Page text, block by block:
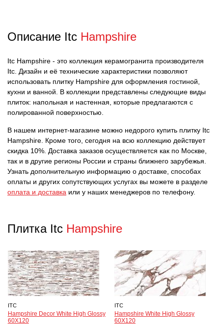
Описание Itc Hampshire
Itc Hampshire - это коллекция керамогранита производителя
Itc. Дизайн и её технические характеристики позволяют
использовать плитку Hampshire для оформления гостиной,
кухни и ванной. В коллекции представлены следующие виды
плиток: напольная и настенная, которые предлагаются с
полированной поверхностью.
В нашем интернет-магазине можно недорого купить плитку Itc
Hampshire. Кроме того, сегодня на всю коллекцию действует
скидка 10%. Доставка заказов осуществляется как по Москве,
так и в другие регионы России и страны ближнего зарубежья.
Узнать дополнительную информацию о доставке, способах
оплаты и других сопутствующих услугах вы можете в разделе
оплата и доставка или у наших менеджеров по телефону.
Плитка Itc Hampshire
ITC
Hampshire Decor White High Glossy
60X120
ITC
Hampshire White High Glossy
60X120